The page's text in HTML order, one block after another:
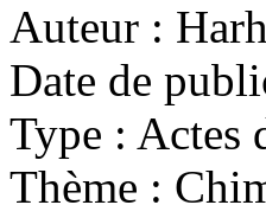
Auteur :
Date de
Type : Actes
Thème :